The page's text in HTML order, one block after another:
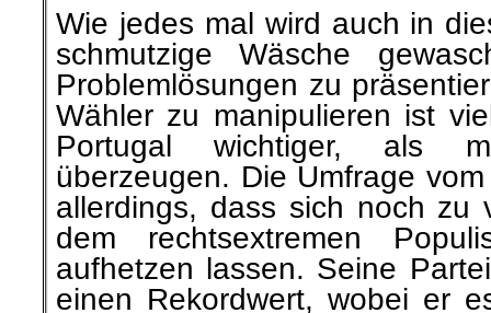
Wie jedes mal wird auch in
schmutzige Wäsche
Problemlösungen zu
Wähler zu manipulieren ist
Portugal wichtiger, als
überzeugen. Die Umfrage
allerdings, dass sich noch zu
dem rechtsextremen
aufhetzen lassen. Seine
einen Rekordwert, wobei er